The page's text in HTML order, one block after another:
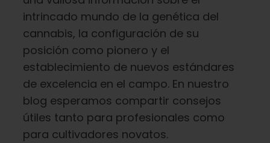
Tienda
Español
Buscar:
intrincado mundo de la genética del
cannabis, la configuración de su
posición como pionero y el
establecimiento de nuevos estándares
de excelencia en el campo. En nuestro
blog esperamos compartir consejos
útiles tanto para profesionales como
para cultivadores novatos.